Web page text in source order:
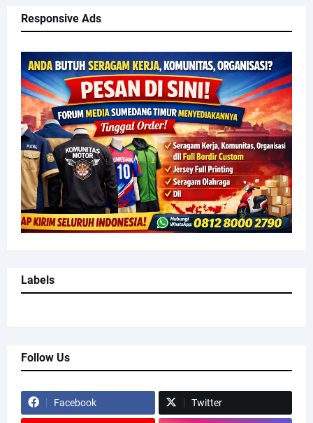
Responsive Ads
Labels
Follow Us
Facebook Twitter